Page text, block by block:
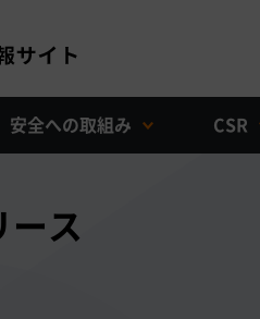
安全への取組み CSR
ース